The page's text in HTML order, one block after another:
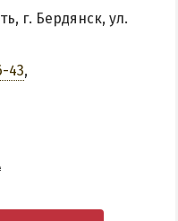
г. Бердянск, ул.
43,